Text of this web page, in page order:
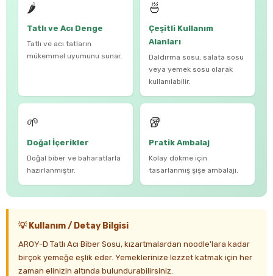
🌶️
Tatlı ve Acı Denge
Tatlı ve acı tatların
mükemmel uyumunu sunar.
🍜
Çeşitli Kullanım
Alanları
Daldırma sosu, salata sosu
veya yemek sosu olarak
kullanılabilir.
🌱
Doğal İçerikler
Doğal biber ve baharatlarla
hazırlanmıştır.
🥡
Pratik Ambalaj
Kolay dökme için
tasarlanmış şişe ambalajı.
💡 Kullanım / Detay Bilgisi
AROY-D Tatlı Acı Biber Sosu, kızartmalardan noodle'lara kadar
birçok yemeğe eşlik eder. Yemeklerinize lezzet katmak için her
zaman elinizin altında bulundurabilirsiniz.